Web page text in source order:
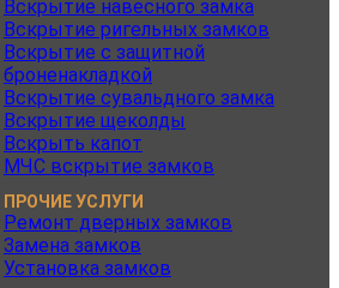
Вскрытие навесного замка
Вскрытие ригельных замков
Вскрытие с защитной
броненакладкой
Вскрытие сувальдного замка
Вскрытие щеколды
Вскрыть капот
МЧС вскрытие замков
ПРОЧИЕ УСЛУГИ
Ремонт дверных замков
Замена замков
Установка замков